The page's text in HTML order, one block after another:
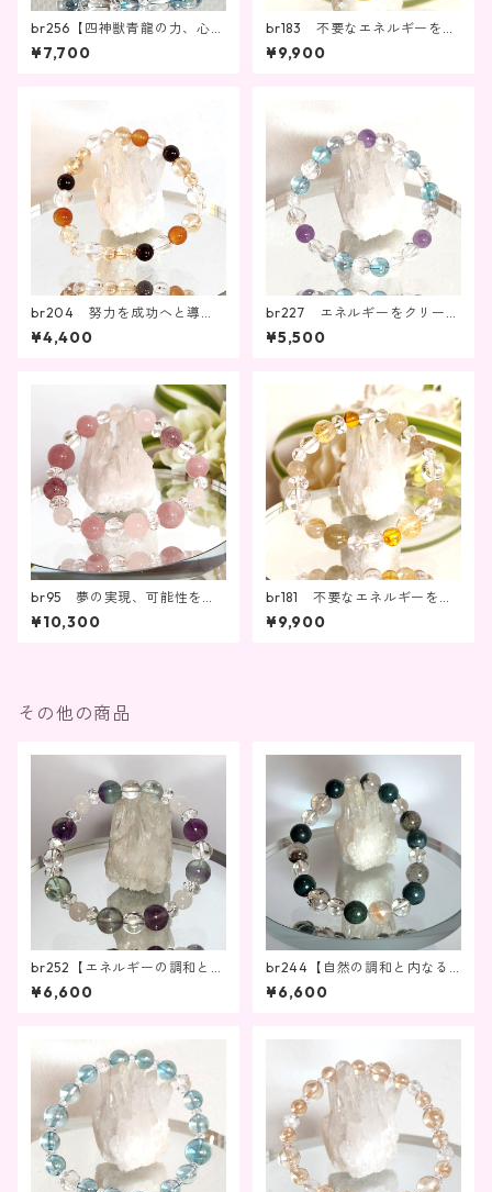
br256【四神獣青龍の力、心の
エネルギーを高める】
¥7,700
br183 不要なエネルギーを取
り除きながら成功を掴む！商
売繫盛・ビジネス成功
¥9,900
br204 努力を成功へと導
く 転職・就職活動・受験
¥4,400
br227 エネルギーをクリーン
に、冷静な判断力を
¥5,500
br95 夢の実現、可能性を引
き出し成功へと導く、接客力u
p
¥10,300
br181 不要なエネルギーを取
り除きながら成功を掴む！商
売繫盛・ビジネス成功
¥9,900
その他の商品
br252【エネルギーの調和と心
の安らぎ】
¥6,600
br244【自然の調和と内なる
美しさを引き出す】
¥6,600